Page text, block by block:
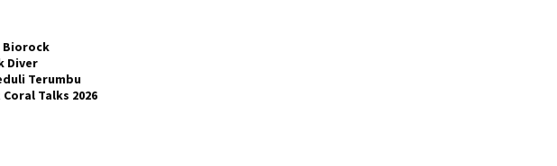
Biorock
Diver
Terumbu
Talks 2026